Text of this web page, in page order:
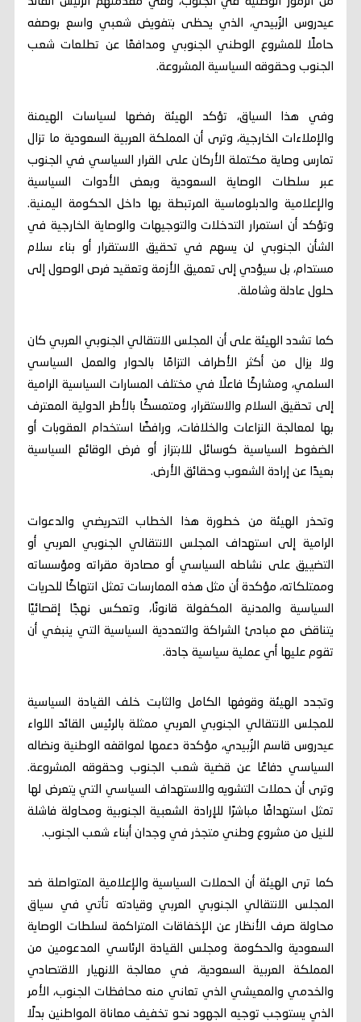
عيدروس الزُبيدي، الذي يحظى بتفويض شعبي واسع بوصفه
حاملًا للمشروع الوطني الجنوبي ومدافعًا عن تطلعات شعب
الجنوب وحقوقه السياسية المشروعة.
وفي هذا السياق، تؤكد الهيئة رفضها لسياسات الهيمنة
والإملاءات الخارجية، وترى أن المملكة العربية السعودية ما تزال
تمارس وصاية مكتملة الأركان على القرار السياسي في الجنوب
عبر سلطات الوصاية السعودية وبعض الأدوات السياسية
والإعلامية والدبلوماسية المرتبطة بها داخل الحكومة اليمنية.
وتؤكد أن استمرار التدخلات والتوجيهات والوصاية الخارجية في
الشأن الجنوبي لن يسهم في تحقيق الاستقرار أو بناء سلام
مستدام، بل سيؤدي إلى تعميق الأزمة وتعقيد فرص الوصول إلى
حلول عادلة وشاملة.
كما تشدد الهيئة على أن المجلس الانتقالي الجنوبي العربي كان
ولا يزال من أكثر الأطراف التزامًا بالحوار والعمل السياسي
السلمي، ومشاركًا فاعلًا في مختلف المسارات السياسية الرامية
إلى تحقيق السلام والاستقرار، ومتمسكًا بالأطر الدولية المعترف
بها لمعالجة النزاعات والخلافات، ورافضًا استخدام العقوبات أو
الضغوط السياسية كوسائل للابتزاز أو فرض الوقائع السياسية
بعيدًا عن إرادة الشعوب وحقائق الأرض.
وتحذر الهيئة من خطورة هذا الخطاب التحريضي والدعوات
الرامية إلى استهداف المجلس الانتقالي الجنوبي العربي أو
التضييق على نشاطه السياسي أو مصادرة مقراته ومؤسساته
وممتلكاته، مؤكدة أن مثل هذه الممارسات تمثل انتهاكًا للحريات
السياسية والمدنية المكفولة قانونًا، وتعكس نهجًا إقصائيًا
يتناقض مع مبادئ الشراكة والتعددية السياسية التي ينبغي أن
تقوم عليها أي عملية سياسية جادة.
وتجدد الهيئة وقوفها الكامل والثابت خلف القيادة السياسية
للمجلس الانتقالي الجنوبي العربي ممثلة بالرئيس القائد اللواء
عيدروس قاسم الزُبيدي، مؤكدة دعمها لمواقفه الوطنية ونضاله
السياسي دفاعًا عن قضية شعب الجنوب وحقوقه المشروعة.
وترى أن حملات التشويه والاستهداف السياسي التي يتعرض لها
تمثل استهدافًا مباشرًا للإرادة الشعبية الجنوبية ومحاولة فاشلة
للنيل من مشروع وطني متجذر في وجدان أبناء شعب الجنوب.
كما ترى الهيئة أن الحملات السياسية والإعلامية المتواصلة ضد
المجلس الانتقالي الجنوبي العربي وقيادته تأتي في سياق
محاولة صرف الأنظار عن الإخفاقات المتراكمة لسلطات الوصاية
السعودية والحكومة ومجلس القيادة الرئاسي المدعومين من
المملكة العربية السعودية، في معالجة الانهيار الاقتصادي
والخدمي والمعيشي الذي تعاني منه محافظات الجنوب، الأمر
الذي يستوجب توجيه الجهود نحو تخفيف معاناة المواطنين بدلًا